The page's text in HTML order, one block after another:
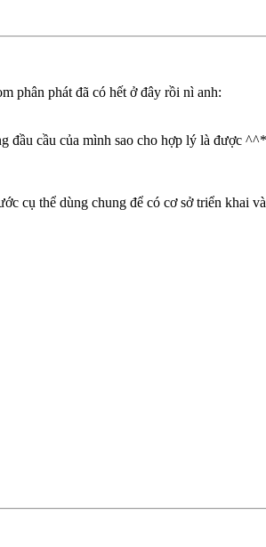
phân phát đã có hết ở đây rồi nì anh:
đầu cầu của mình sao cho hợp lý là được ^^*
cụ thể dùng chung để có cơ sở triển khai